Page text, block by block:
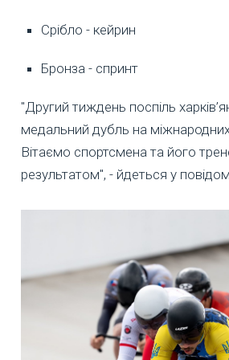
Срібло - кейрин
Бронза - спринт
"Другий тиждень поспіль
медальний дубль на міжнародних
Вітаємо спортсмена та його
результатом", - йдеться у